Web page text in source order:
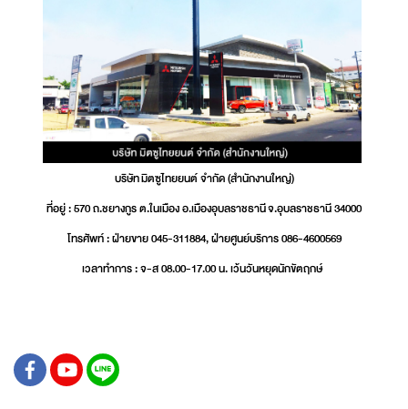
บริษัท มิตซูไทยยนต์ จำกัด (สำนักงานใหญ่)
ที่อยู่ : 570 ถ.ชยางกูร ต.ในเมือง อ.เมืองอุบลราชธานี จ.อุบลราชธานี 34000
โทรศัพท์ : ฝ่ายขาย 045-311884, ฝ่ายศูนย์บริการ 086-4600569
เวลาทำการ : จ-ส 08.00-17.00 น. เว้นวันหยุดนักขัตฤกษ์